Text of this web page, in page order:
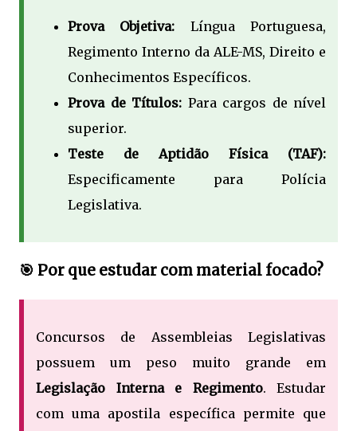
Prova Objetiva: Língua Portuguesa,
Regimento Interno da ALE-MS, Direito e
Conhecimentos Específicos.
Prova de Títulos: Para cargos de nível
superior.
Teste de Aptidão Física (TAF):
Especificamente para Polícia
Legislativa.
🎯 Por que estudar com material focado?
Concursos de Assembleias Legislativas
possuem um peso muito grande em
Legislação Interna e Regimento. Estudar
com uma apostila específica permite que